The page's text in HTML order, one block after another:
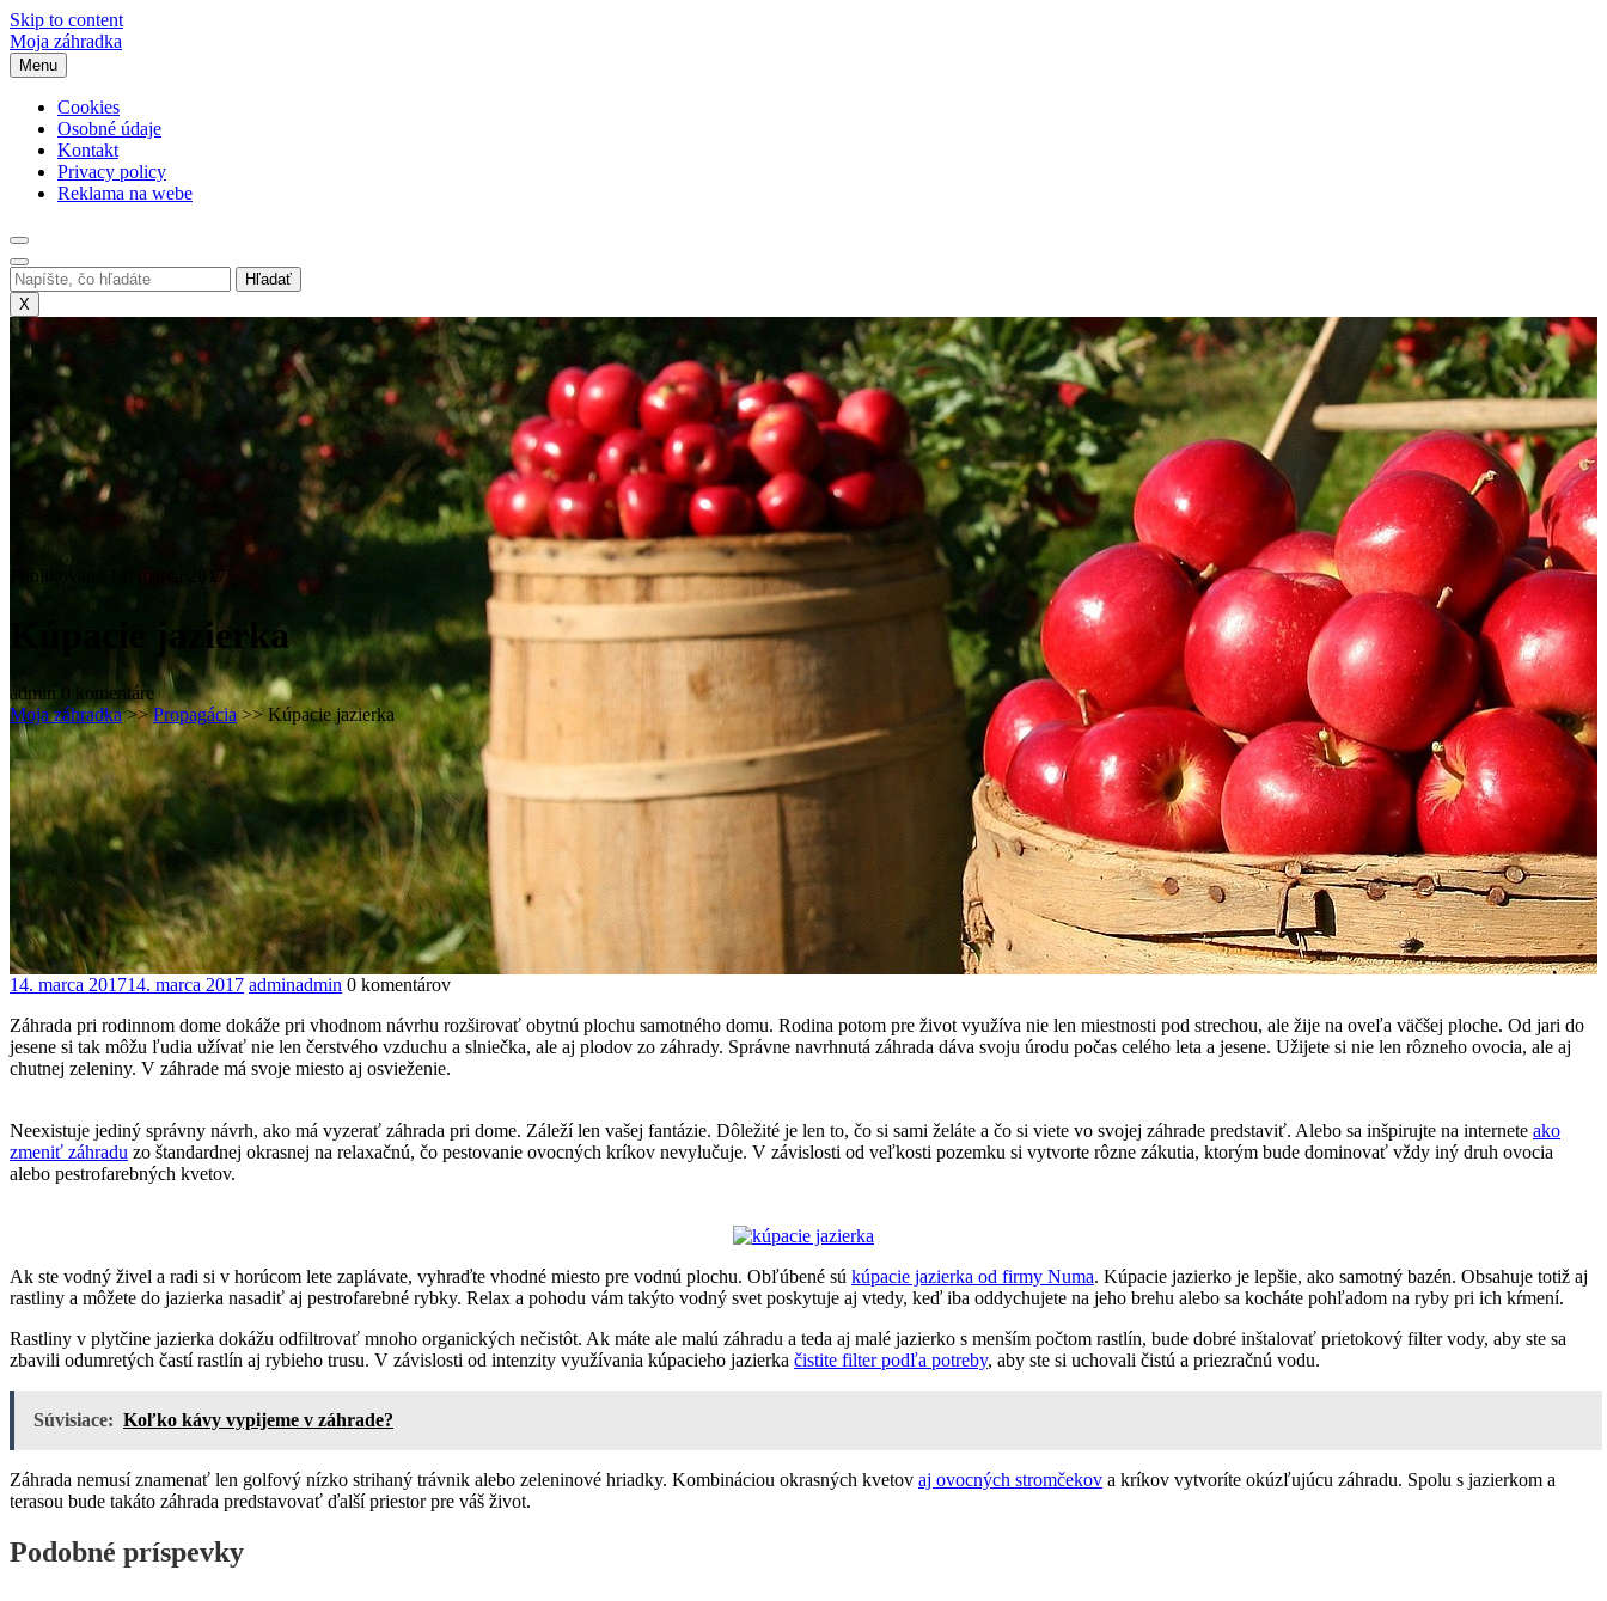
Skip to content
Moja záhradka
Menu
Cookies
Osobné údaje
Kontakt
Privacy policy
Reklama na webe
X
Publikované 14. marca 2017
Kúpacie jazierka
admin
0 komentáre
Moja záhradka>>Propagácia >> Kúpacie jazierka
14. marca 201714. marca 2017 adminadmin 0 komentárov
Záhrada pri rodinnom dome dokáže pri vhodnom návrhu rozširovať obytnú plochu samotného domu. Rodina potom pre život využíva nie len miestnosti pod strechou, ale žije na oveľa väčšej ploche. Od jari do
jesene si tak môžu ľudia užívať nie len čerstvého vzduchu a slniečka, ale aj plodov zo záhrady. Správne navrhnutá záhrada dáva svoju úrodu počas celého leta a jesene. Užijete si nie len rôzneho ovocia, ale aj
chutnej zeleniny. V záhrade má svoje miesto aj osvieženie.
Neexistuje jediný správny návrh, ako má vyzerať záhrada pri dome. Záleží len vašej fantázie. Dôležité je len to, čo si sami želáte a čo si viete vo svojej záhrade predstaviť. Alebo sa inšpirujte na internete ako
zmeniť záhradu zo štandardnej okrasnej na relaxačnú, čo pestovanie ovocných kríkov nevylučuje. V závislosti od veľkosti pozemku si vytvorte rôzne zákutia, ktorým bude dominovať vždy iný druh ovocia
alebo pestrofarebných kvetov.
Ak ste vodný živel a radi si v horúcom lete zaplávate, vyhraďte vhodné miesto pre vodnú plochu. Obľúbené sú kúpacie jazierka od firmy Numa. Kúpacie jazierko je lepšie, ako samotný bazén. Obsahuje totiž aj
rastliny a môžete do jazierka nasadiť aj pestrofarebné rybky. Relax a pohodu vám takýto vodný svet poskytuje aj vtedy, keď iba oddychujete na jeho brehu alebo sa kocháte pohľadom na ryby pri ich kŕmení.
Rastliny v plytčine jazierka dokážu odfiltrovať mnoho organických nečistôt. Ak máte ale malú záhradu a teda aj malé jazierko s menším počtom rastlín, bude dobré inštalovať prietokový filter vody, aby ste sa
zbavili odumretých častí rastlín aj rybieho trusu. V závislosti od intenzity využívania kúpacieho jazierka čistite filter podľa potreby, aby ste si uchovali čistú a priezračnú vodu.
Súvisiace: Koľko kávy vypijeme v záhrade?
Záhrada nemusí znamenať len golfový nízko strihaný trávnik alebo zeleninové hriadky. Kombináciou okrasných kvetov aj ovocných stromčekov a kríkov vytvoríte okúzľujúcu záhradu. Spolu s jazierkom a
terasou bude takáto záhrada predstavovať ďalší priestor pre váš život.
Podobné príspevky